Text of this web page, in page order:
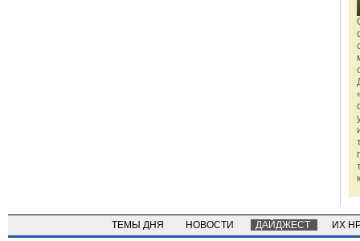
ТЕМЫ ДНЯ НОВОСТИ ДАЙДЖЕСТ ИХ